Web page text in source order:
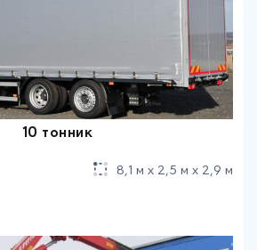
10 тонник
8,1 м х 2,5 м х 2,9 м